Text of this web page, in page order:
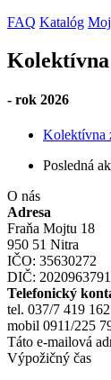
FAQ Katalóg
- rok 2026
Kolektívna
Posledná
O nás
Adresa
Fraňa Mojtu 18
950 51 Nitra
IČO: 35630272
DIČ: 2020963791
Telefonický
tel. 037/7 419 162
mobil 0911/225
Táto e-mailová
Výpožičný čas